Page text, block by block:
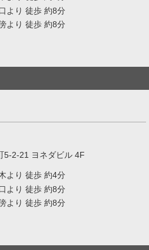
より 徒歩 約8分
より 徒歩 約8分
5-2-21 ヨネダビル 4F
より 徒歩 約4分
より 徒歩 約8分
より 徒歩 約8分